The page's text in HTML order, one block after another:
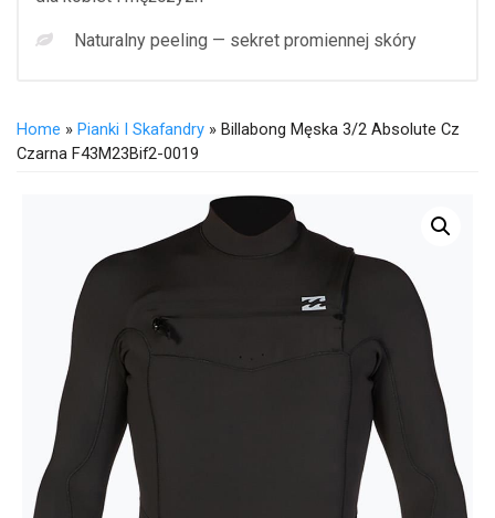
Naturalny peeling — sekret promiennej skóry
Home » Pianki I Skafandry » Billabong Męska 3/2 Absolute Cz
Czarna F43M23Bif2-0019